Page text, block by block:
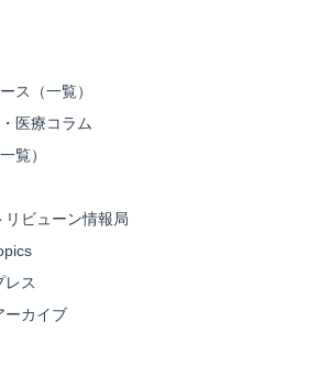
ス（一覧）
医療コラム
覧）
リビューン情報局
レス
ーカイブ